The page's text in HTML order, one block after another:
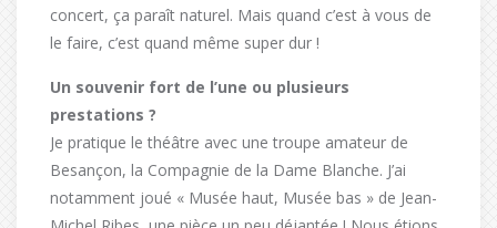
concert, ça paraît naturel. Mais quand c’est à vous de
le faire, c’est quand même super dur !
Un souvenir fort de l’une ou plusieurs
prestations ?
Je pratique le théâtre avec une troupe amateur de
Besançon, la Compagnie de la Dame Blanche. J’ai
notamment joué « Musée haut, Musée bas » de Jean-